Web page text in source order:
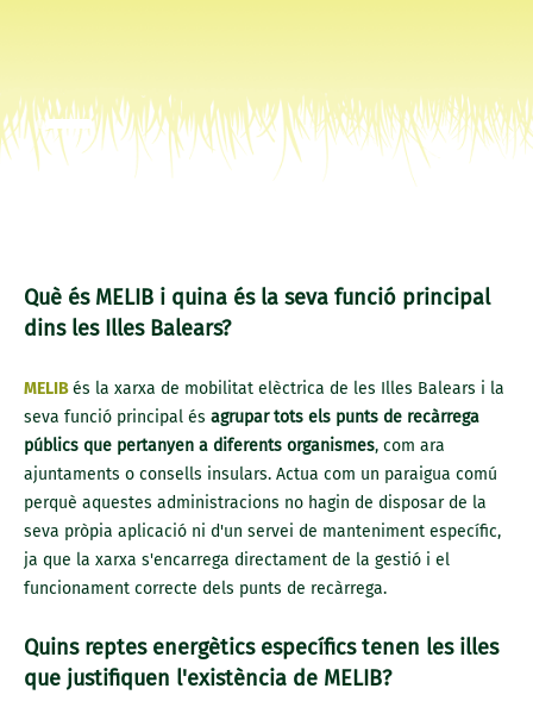
Què és MELIB i quina és la seva funció principal
dins les Illes Balears?
MELIBés la xarxa de mobilitat elèctrica de les Illes Balears i la
seva funció principal és agrupar tots els punts de recàrrega
públics que pertanyen a diferents organismes, com ara
ajuntaments o consells insulars. Actua com un paraigua comú
perquè aquestes administracions no hagin de disposar de la
seva pròpia aplicació ni d'un servei de manteniment específic,
ja que la xarxa s'encarrega directament de la gestió i el
funcionament correcte dels punts de recàrrega.
Quins reptes energètics específics tenen les illes
que justifiquen l'existència de MELIB?